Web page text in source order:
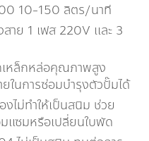
10-150 ลิตร/นาที
าย 1 เฟส 220V และ 3
เหล็กหล่อคุณภาพสูง
ในการซ่อมบำรุงตัวปั๊มได้
ไม่ทำให้เป็นสนิม ช่วย
แซมหรือเปลี่ยนใบพัด